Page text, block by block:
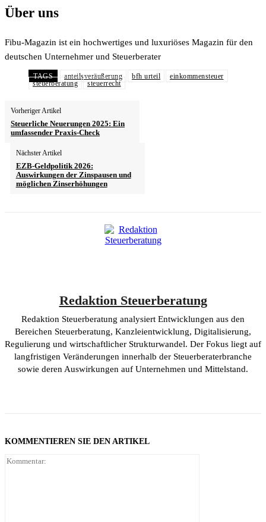
Über uns
Fibu-Magazin ist ein hochwertiges und luxuriöses Magazin für den
deutschen Unternehmer und Steuerberater
TAGS anteilsveräußerung bfh urteil
einkommensteuer
steuerberatung
steuerrecht
Vorheriger Artikel
Steuerliche Neuerungen 2025: Ein
umfassender Praxis-Check
Nächster Artikel
EZB-Geldpolitik 2026:
Auswirkungen der Zinspausen und
möglichen Zinserhöhungen
Redaktion Steuerberatung
Redaktion Steuerberatung analysiert Entwicklungen aus den
Bereichen Steuerberatung, Kanzleientwicklung, Digitalisierung,
Regulierung und wirtschaftlicher Strukturwandel. Der Fokus liegt auf
langfristigen Veränderungen innerhalb der Steuerberaterbranche
sowie deren Auswirkungen auf Unternehmen und Mittelstand.
KOMMENTIEREN SIE DEN ARTIKEL